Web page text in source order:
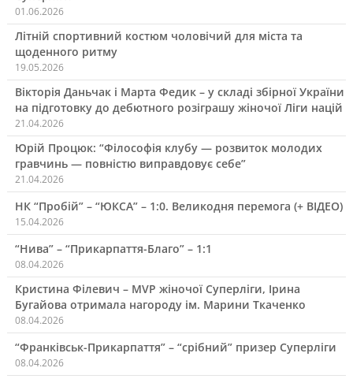
01.06.2026
Літній спортивний костюм чоловічий для міста та
щоденного ритму
19.05.2026
Вікторія Даньчак і Марта Федик – у складі збірної України
на підготовку до дебютного розіграшу жіночої Ліги націй
21.04.2026
Юрій Процюк: “Філософія клубу — розвиток молодих
гравчинь — повністю виправдовує себе”
21.04.2026
НК “Пробій” – “ЮКСА” – 1:0. Великодня перемога (+ ВІДЕО)
15.04.2026
“Нива” – “Прикарпаття-Благо” – 1:1
08.04.2026
Кристина Філевич – MVP жіночої Суперліги, Ірина
Бугайова отримала нагороду ім. Марини Ткаченко
08.04.2026
“Франківськ-Прикарпаття” – “срібний” призер Суперліги
08.04.2026